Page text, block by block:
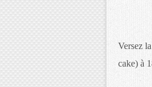
Versez
cake) à